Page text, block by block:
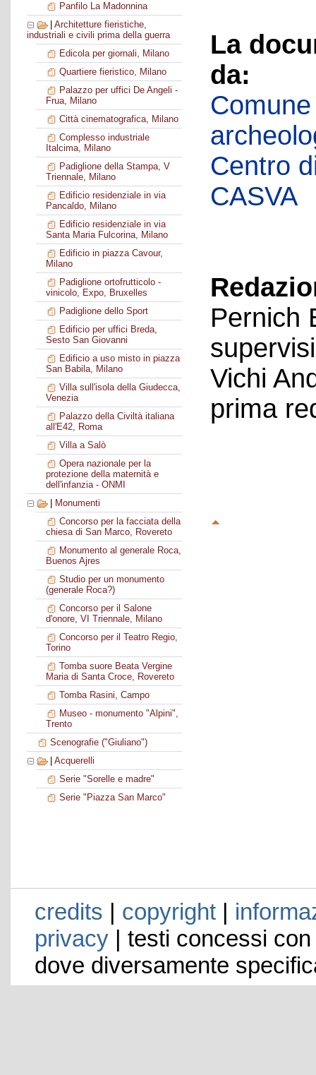
Panfilo La Madonnina
Architetture fieristiche,
industriali e civili prima della guerra
Edicola per giornali, Milano
Quartiere fieristico, Milano
Palazzo per uffici De Angeli -
Frua, Milano
Città cinematografica, Milano
Complesso industriale
Italcima, Milano
Padiglione della Stampa, V
Triennale, Milano
Edificio residenziale in via
Pancaldo, Milano
Edificio residenziale in via
Santa Maria Fulcorina, Milano
Edificio in piazza Cavour,
Milano
Padiglione ortofrutticolo -
vinicolo, Expo, Bruxelles
Padiglione dello Sport
Edificio per uffici Breda,
Sesto San Giovanni
Edificio a uso misto in piazza
San Babila, Milano
Villa sull'isola della Giudecca,
Venezia
Palazzo della Civiltà italiana
all'E42, Roma
Villa a Salò
Opera nazionale per la
protezione della maternità e
dell'infanzia - ONMI
Monumenti
Concorso per la facciata della
chiesa di San Marco, Rovereto
Monumento al generale Roca,
Buenos Ajres
Studio per un monumento
(generale Roca?)
Concorso per il Salone
d'onore, VI Triennale, Milano
Concorso per il Teatro Regio,
Torino
Tomba suore Beata Vergine
Maria di Santa Croce, Rovereto
Tomba Rasini, Campo
Museo - monumento "Alpini",
Trento
Scenografie ("Giuliano")
Acquerelli
Serie "Sorelle e madre"
Serie "Piazza San Marco"
La
da:
Centro
CASVA
Pernich
Vichi
prima
credits | copyright|
privacy| testi concessi
dove diversamente